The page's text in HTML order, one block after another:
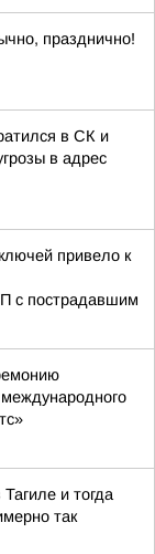
празднично!
в СК и
в адрес
привело к
с пострадавшим
и тогда
так